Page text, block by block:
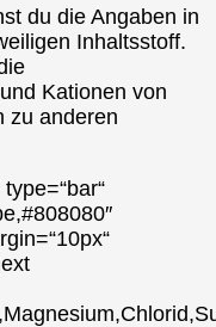
du die Angaben in
Inhaltsstoff.
Kationen von
zu anderen